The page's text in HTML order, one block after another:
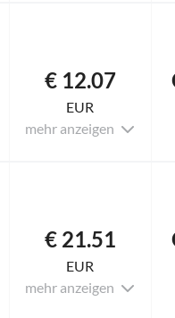
€ 12.07
EUR
mehr anzeigen
€ 21.51
EUR
mehr anzeigen